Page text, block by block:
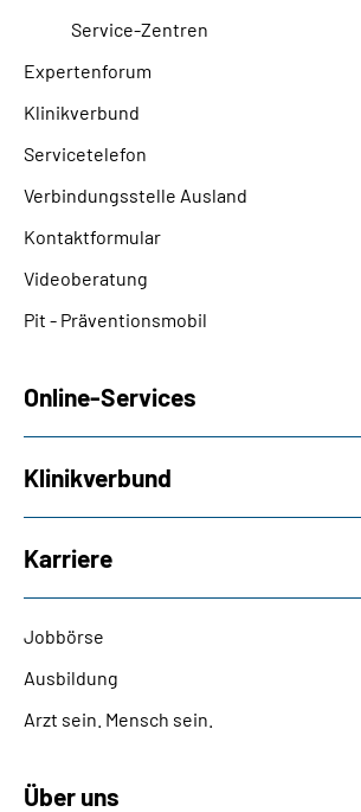
Service-Zentren
Expertenforum
Klinikverbund
Servicetelefon
Verbindungsstelle Ausland
Kontaktformular
Videoberatung
Pit - Präventionsmobil
Online-Services
Klinikverbund
Karriere
Jobbörse
Ausbildung
Arzt sein. Mensch sein.
Über uns